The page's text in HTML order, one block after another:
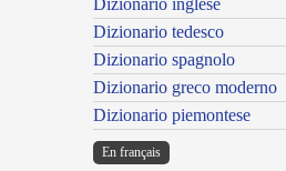
Dizionario tedesco
Dizionario spagnolo
Dizionario greco moderno
Dizionario piemontese
En français